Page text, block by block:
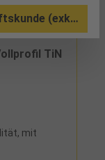
TiN
mit
(exkl.